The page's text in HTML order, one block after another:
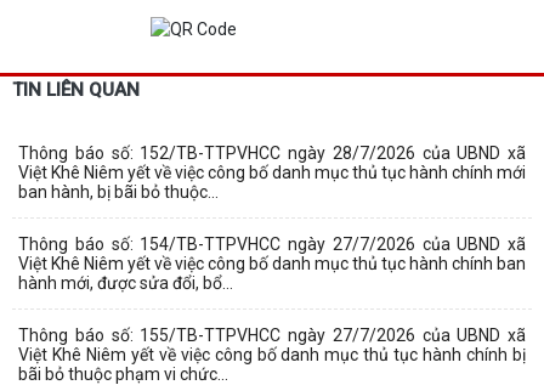
TIN LIÊN QUAN
Thông báo số: 152/TB-TTPVHCC ngày 28/7/2026 của UBND xã
Việt Khê Niêm yết về việc công bố danh mục thủ tục hành chính mới
ban hành, bị bãi bỏ thuộc...
Thông báo số: 154/TB-TTPVHCC ngày 27/7/2026 của UBND xã
Việt Khê Niêm yết về việc công bố danh mục thủ tục hành chính ban
hành mới, được sửa đổi, bổ...
Thông báo số: 155/TB-TTPVHCC ngày 27/7/2026 của UBND xã
Việt Khê Niêm yết về việc công bố danh mục thủ tục hành chính bị
bãi bỏ thuộc phạm vi chức...